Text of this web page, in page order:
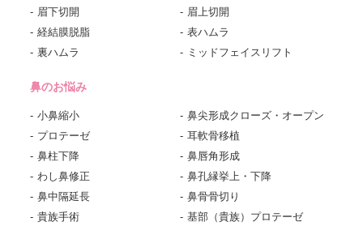
眉下切開
眉上切開
経結膜脱脂
表ハムラ
裏ハムラ
ミッドフェイスリフト
鼻のお悩み
小鼻縮小
鼻尖形成クローズ・オープン
プロテーゼ
耳軟骨移植
鼻柱下降
鼻唇角形成
わし鼻修正
鼻孔縁挙上・下降
鼻中隔延長
鼻骨骨切り
貴族手術
基部（貴族）プロテーゼ